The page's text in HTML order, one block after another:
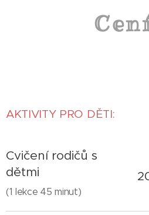
AKTIVITY PRO DĚTI:
Cvičení rodičů s
dětmi
(1 lekce 45 minut)